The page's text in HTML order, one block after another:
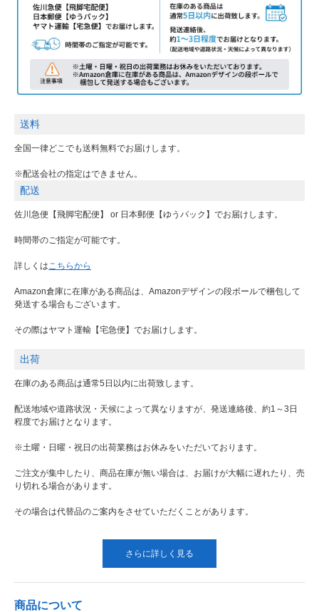
送料
全国一律どこでも送料無料でお届けします。
※配送会社の指定はできません。
配送
佐川急便【飛脚宅配便】 or 日本郵便【ゆうパック】でお届けします。
時間帯のご指定が可能です。
詳しくはこちらから
Amazon倉庫に在庫がある商品は、Amazonデザインの段ボールで梱包して
発送する場合もございます。
その際はヤマト運輸【宅急便】でお届けします。
出荷
在庫のある商品は通常5日以内に出荷致します。
配送地域や道路状況・天候によって異なりますが、発送連絡後、約1～3日
程度でお届けとなります。
※土曜・日曜・祝日の出荷業務はお休みをいただいております。
ご注文が集中したり、商品在庫が無い場合は、お届けが大幅に遅れたり、売
り切れる場合があります。
その場合は代替品のご案内をさせていただくことがあります。
さらに詳しく見る
商品について